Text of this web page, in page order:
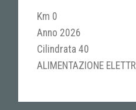
Km 0
Anno 2026
Cilindrata 40
ALIMENTAZIONE